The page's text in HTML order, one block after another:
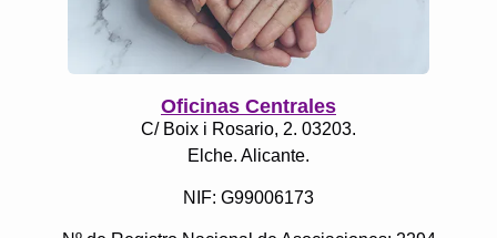
Oficinas Centrales
C/ Boix i Rosario, 2. 03203.
Elche. Alicante.
NIF: G99006173